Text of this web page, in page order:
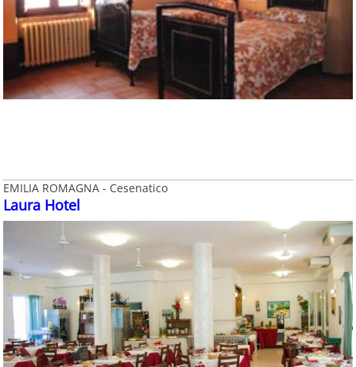
EMILIA ROMAGNA - Cesenatico
Laura Hotel